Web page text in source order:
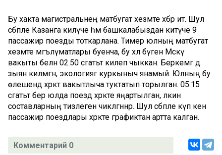
Бу хакта магистральнең матбугат хезмәте хәбәр итә. Шул
сәбәпле Казанга килүче һәм башкалабыздан китүче 9
пассажир поезды тоткарлана. Тимер юлның матбугат
хезмәте мәгълүматлары буенча, бу хәл бүген Мәскәү
вакыты белән 02.50 сәгатьтә килеп чыккан. Беркемгә дә
зыян килмәгән, экологиягә куркыныч янамый. Юлның бу
өлешендә хәрәкәт вакытлыча туктатып торылган. 05.15
сәгатьтә бер юлда поезд хәрәкәте яңартылган, ләкин
составларның тизлеген чикләгәннәр. Шул сәбәпле күп кенә
пассажир поездлары хәрәкәте графиктан артта калган.
Комментарий 0